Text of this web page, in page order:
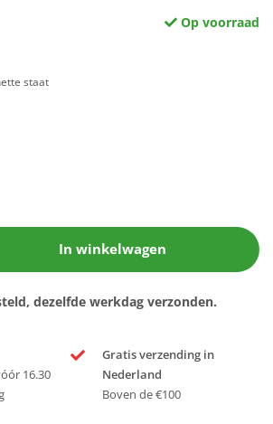
Op voorraad
staat
In winkelwagen
dezelfde werkdag verzonden.
16.30
Gratis verzending in
Nederland
Boven de €100